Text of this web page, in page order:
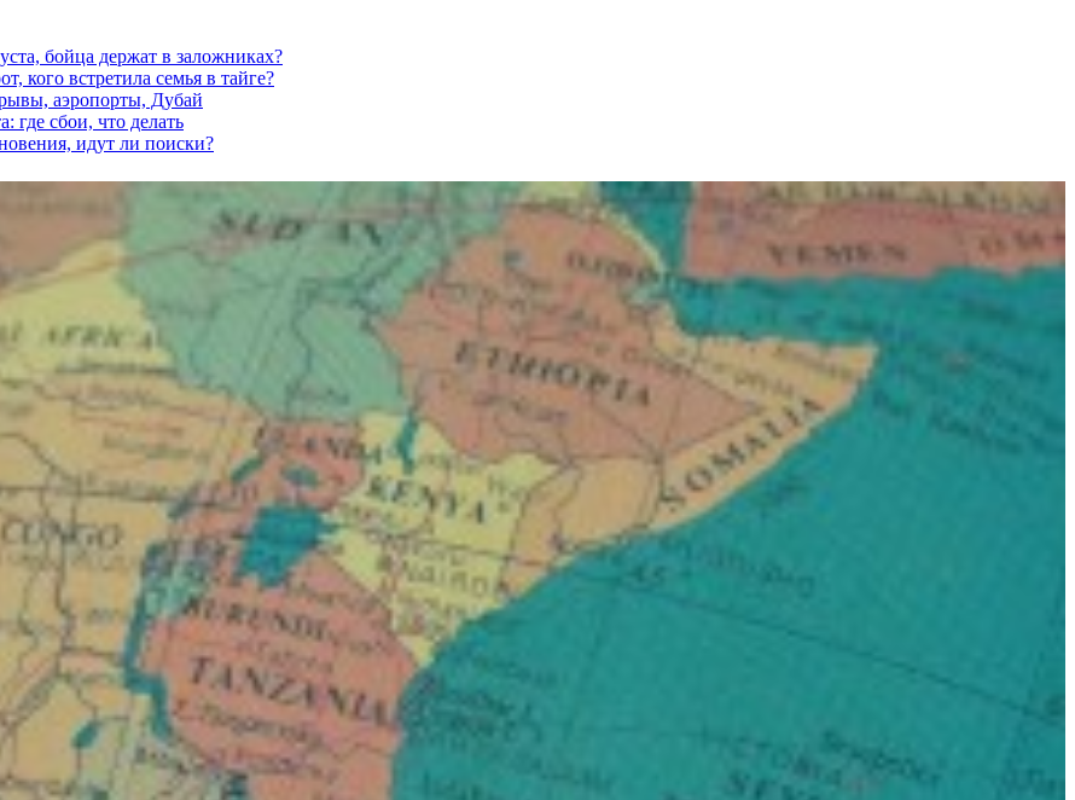
бойца держат в заложниках?
кого встретила семья в тайге?
аэропорты, Дубай
где сбои, что делать
идут ли поиски?